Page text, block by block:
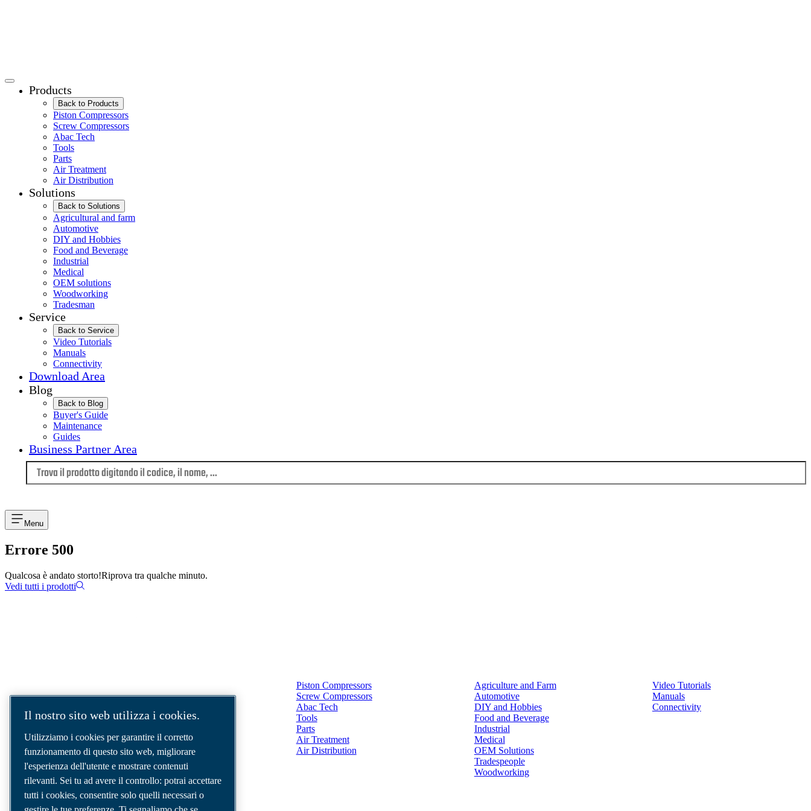
Products
Back to Products
Piston Compressors
Screw Compressors
Abac Tech
Tools
Parts
Air Treatment
Air Distribution
Solutions
Back to Solutions
Agricultural and farm
Automotive
DIY and Hobbies
Food and Beverage
Industrial
Medical
OEM solutions
Woodworking
Tradesman
Service
Back to Service
Video Tutorials
Manuals
Connectivity
Download Area
Blog
Back to Blog
Buyer's Guide
Maintenance
Guides
Business Partner Area
Menu
Errore 500
Qualcosa è andato storto!Riprova tra qualche minuto.
Vedi tutti i prodotti
Siamo un'azienda leader nel settore delle
soluzioni per aria compressa, che fornisce i
migliori compressori, utensili e sistemi di
distribuzione dell'aria per soddisfare anche le
esigenze più complesse.
Piston Compressors
Screw Compressors
Abac Tech
Tools
Parts
Air Treatment
Air Distribution
Agriculture and Farm
Automotive
DIY and Hobbies
Food and Beverage
Industrial
Medical
OEM Solutions
Tradespeople
Woodworking
Video Tutorials
Manuals
Connectivity
Il nostro sito web utilizza i cookies.
Utilizziamo i cookies per garantire il corretto
funzionamento di questo sito web, migliorare
l'esperienza dell'utente e mostrare contenuti
rilevanti. Sei tu ad avere il controllo: potrai accettare
tutti i cookies, consentire solo quelli necessari o